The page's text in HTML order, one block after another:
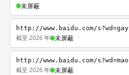
未屏蔽
http://www.baidu.com/s?wd=gay
截至 2026 年 未屏蔽
http://www.baidu.com/s?wd=mao
截至 2026 年 未屏蔽